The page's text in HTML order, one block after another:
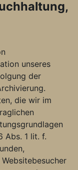
unseres
der
die wir im
Abs. 1 lit. f.